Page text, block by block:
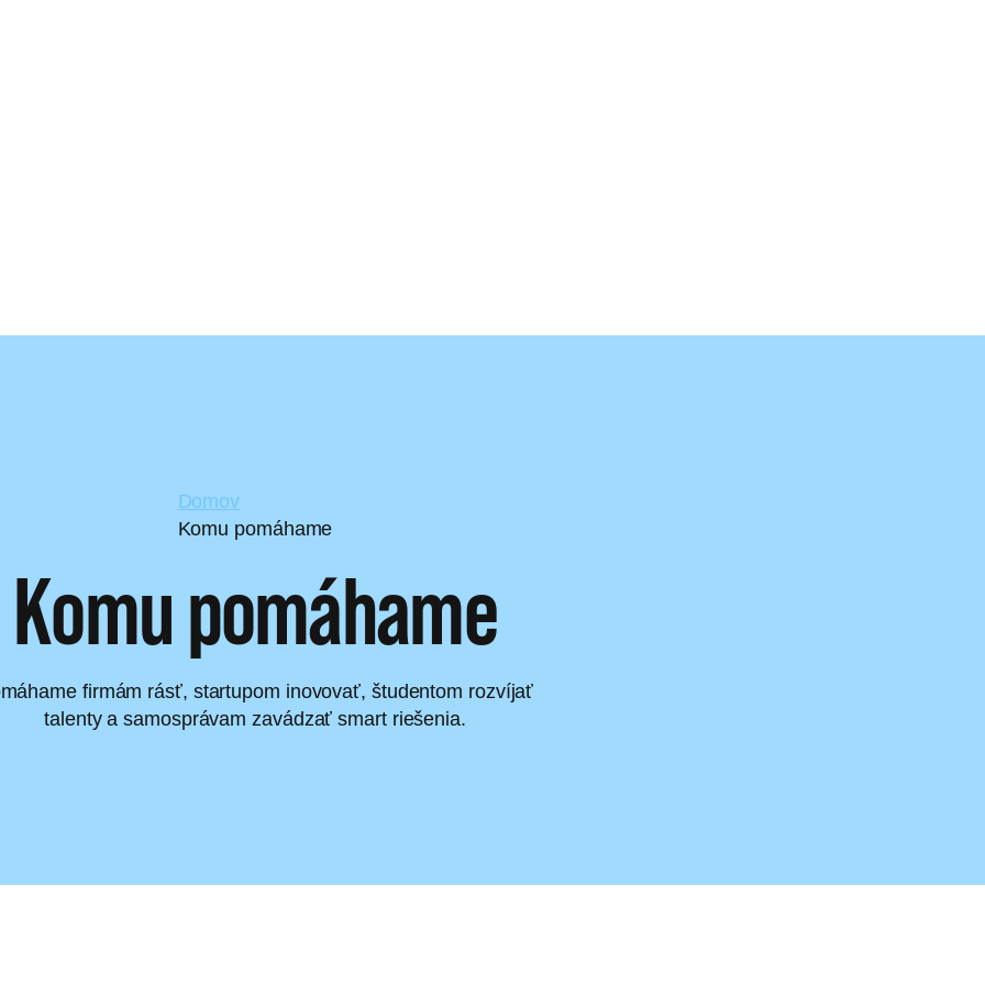
Domov
Komu pomáhame
Komu pomáhame
firmám rásť, startupom inovovať, študentom rozvíjať
talenty a samosprávam zavádzať smart riešenia.